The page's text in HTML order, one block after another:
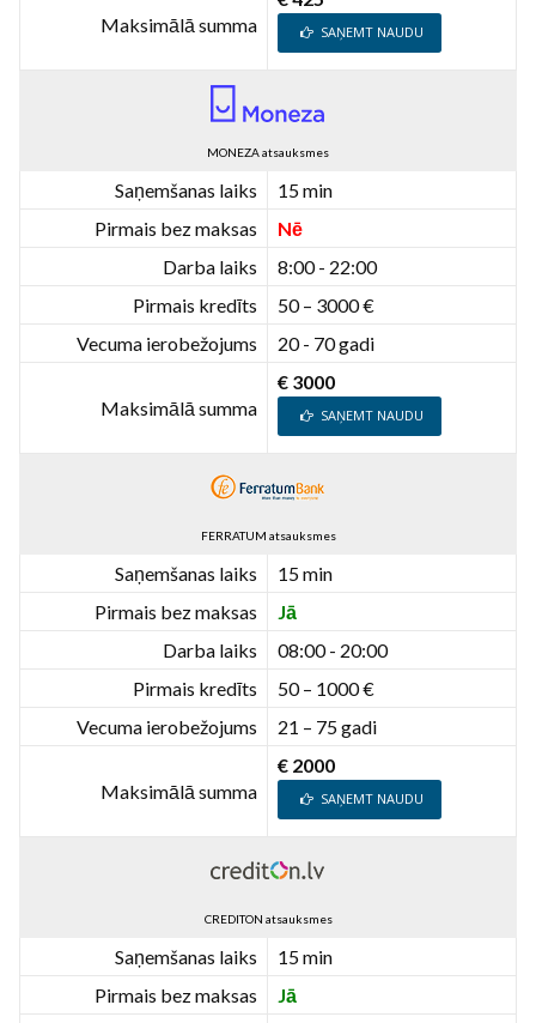
Maksimālā summa SAŅEMT NAUDU
MONEZA atsauksmes
Saņemšanas laiks
15 min
Pirmais bez maksas
Nē
Darba laiks
8:00 - 22:00
Pirmais kredīts
50 – 3000 €
Vecuma ierobežojums
20 - 70 gadi
Maksimālā summa
€ 3000
SAŅEMT NAUDU
FERRATUM atsauksmes
Saņemšanas laiks
15 min
Pirmais bez maksas
Jā
Darba laiks
08:00 - 20:00
Pirmais kredīts
50 – 1000 €
Vecuma ierobežojums
21 – 75 gadi
Maksimālā summa
€ 2000
SAŅEMT NAUDU
CREDITON atsauksmes
Saņemšanas laiks
15 min
Pirmais bez maksas
Jā